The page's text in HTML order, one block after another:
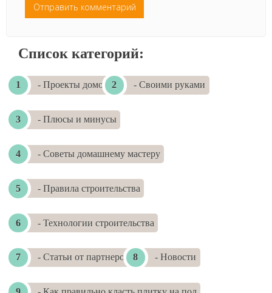
Список категорий:
- Проекты домов - Своими руками
- Плюсы и минусы
- Советы домашнему мастеру
- Правила строительства
- Технологии строительства
- Статьи от партнеров - Новости